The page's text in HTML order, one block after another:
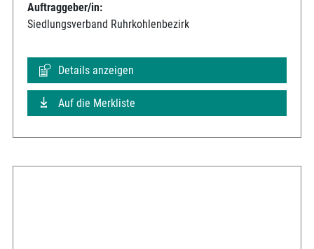
Auftraggeber/in:
Siedlungsverband Ruhrkohlenbezirk
Details anzeigen
Auf die Merkliste